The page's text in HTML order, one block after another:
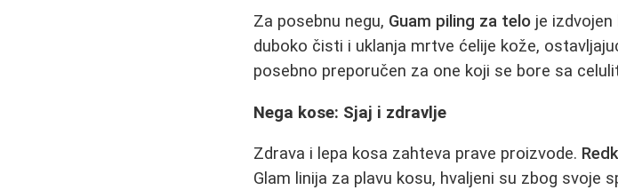
Za posebnu negu, Guam piling za telo je
duboko čisti i uklanja mrtve ćelije kože,
posebno preporučen za one koji se bore sa
Nega kose: Sjaj i zdravlje
Zdrava i lepa kosa zahteva prave proizvode.
Glam linija za plavu kosu, hvaljeni su zbog svoje